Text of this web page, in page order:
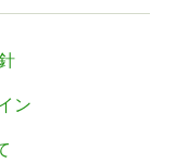
ン